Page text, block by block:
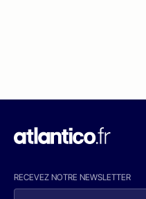
RECEVEZ NOTRE NEWSLETTER